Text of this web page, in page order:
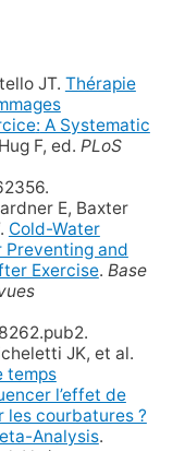
JT. Thérapie
: A Systematic
F, ed. PLoS
E, Baxter
Cold-Water
Preventing and
Exercise. Base
JK, et al.
temps
l’effet de
les courbatures ?
Analysis.